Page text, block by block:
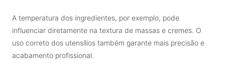
A temperatura dos ingredientes, por exemplo, pode
influenciar diretamente na textura de massas e cremes. O
uso correto dos utensílios também garante mais precisão e
acabamento profissional.